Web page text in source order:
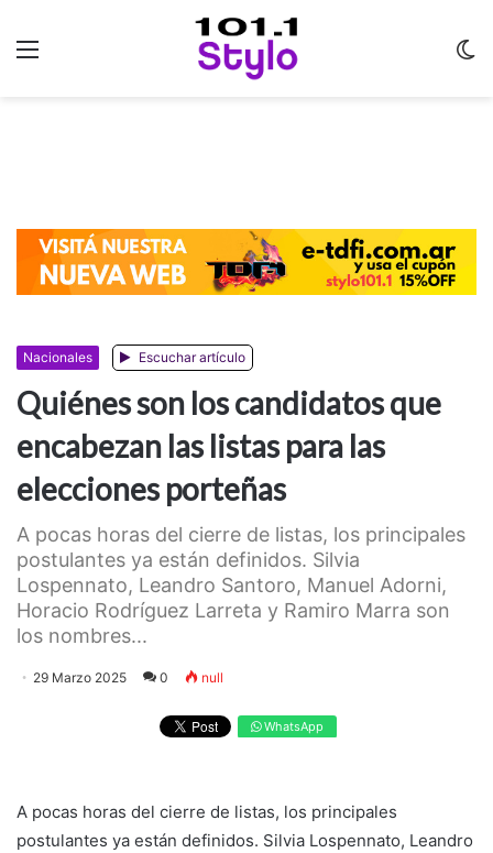
Nacionales Escuchar artículo
Quiénes son los candidatos que
encabezan las listas para las
elecciones porteñas
A pocas horas del cierre de listas, los principales
postulantes ya están definidos. Silvia
Lospennato, Leandro Santoro, Manuel Adorni,
Horacio Rodríguez Larreta y Ramiro Marra son
los nombres...
29 Marzo 2025 0 null
WhatsApp
A pocas horas del cierre de listas, los principales
postulantes ya están definidos. Silvia Lospennato, Leandro